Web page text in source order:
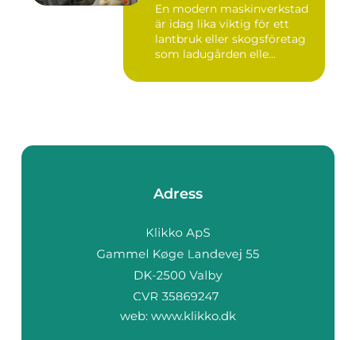
En modern maskinverkstad
är idag lika viktig för ett
lantbruk eller skogsföretag
som ladugården elle...
Adress
web: www.klikko.dk